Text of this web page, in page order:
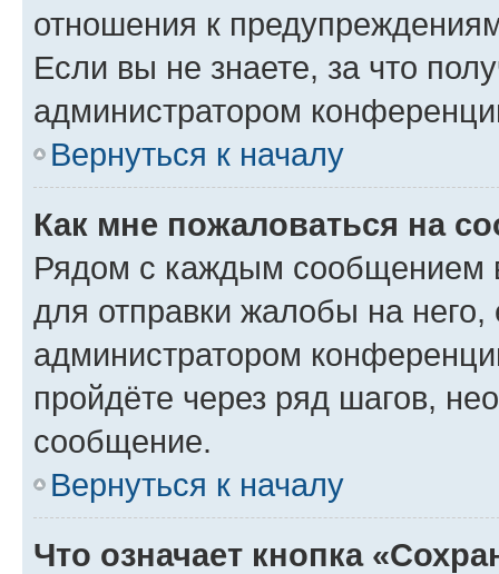
отношения к
Если вы не знаете, за что
администратором
Вернуться к началу
Как мне пожаловаться на
Рядом с каждым сообщением
для отправки жалобы на
администратором
пройдёте через ряд шагов,
сообщение.
Вернуться к началу
Что означает кнопка